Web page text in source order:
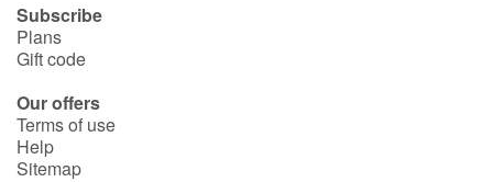
Subscribe
Plans
Gift code
Our offers
Terms of use
Help
Sitemap